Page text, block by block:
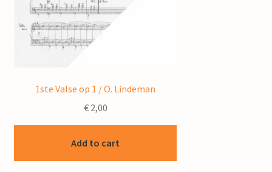
1ste Valse op 1 / O. Lindeman
€2,00
Add to cart